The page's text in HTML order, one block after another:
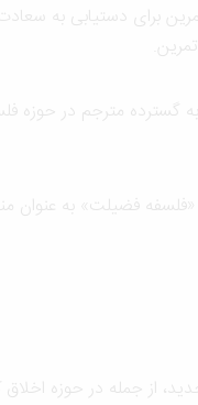
برای دستیابی به
مترجم در حوزه
«فلسفه فضیلت» به
از جمله در حوزه